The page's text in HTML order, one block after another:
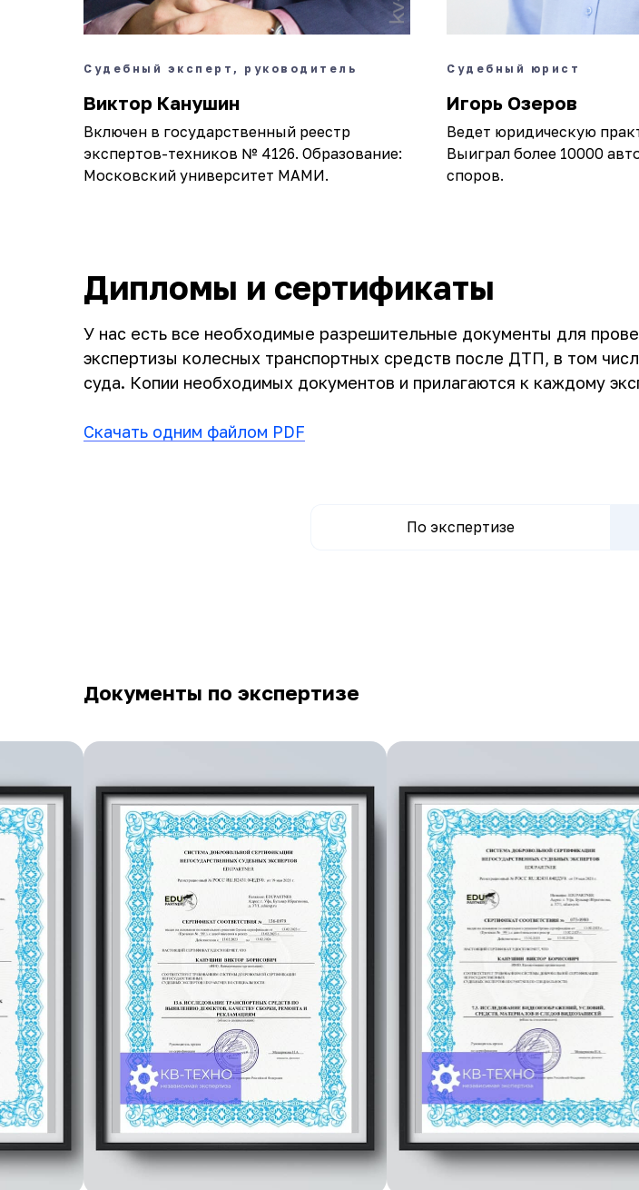
Судебный эксперт, руководитель
Виктор Канушин
Включен в государственный реестр
экспертов-техников № 4126. Образование:
Московский университет МАМИ.
Судебный юрист
Игорь Озеров
Ведет юридическую
Выиграл более 10000
споров.
Дипломы и сертификаты
У нас есть все необходимые разрешительные документы для
экспертизы колесных транспортных средств после ДТП, в том
суда. Копии необходимых документов и прилагаются к каждому
Скачать одним файлом PDF
По экспертизе
Документы по экспертизе